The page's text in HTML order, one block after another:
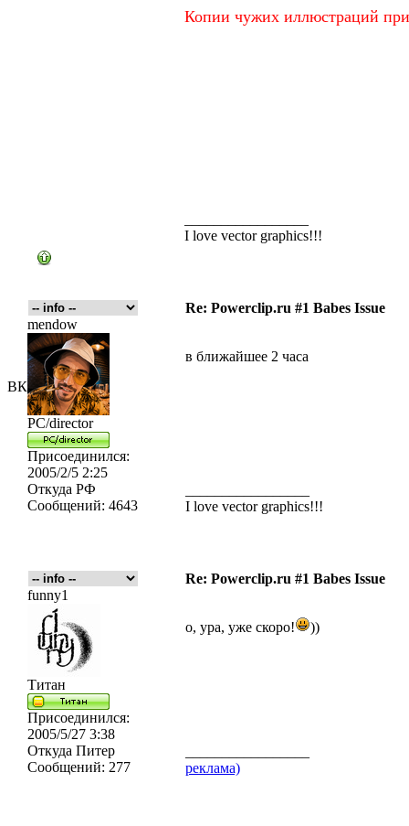
ВК
Копии чужих иллюстраций
I love vector graphics!!!
Re: Powerclip.ru #1 Babes Issue
mendow
PC/director
Присоединился:
2005/2/5 2:25
Откуда РФ
Сообщений: 4643
в ближайшее 2 часа
I love vector graphics!!!
Re: Powerclip.ru #1 Babes Issue
funny1
Титан
Присоединился:
2005/5/27 3:38
Откуда Питер
Сообщений: 277
о, ура, уже скоро! ))
реклама)